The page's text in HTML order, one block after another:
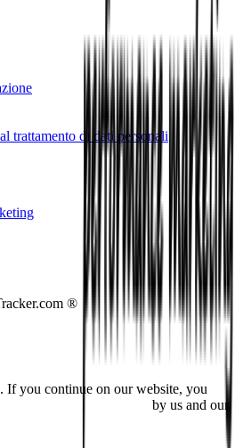
trattamento di dati personali
®
If you continue on our website, you
by us and our